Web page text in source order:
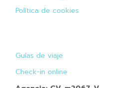
Política de cookies
Guías de viaje
Check-in online